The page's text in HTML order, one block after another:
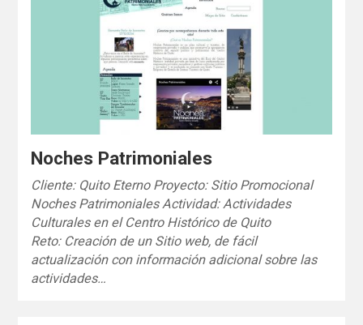
Noches Patrimoniales
Cliente: Quito Eterno Proyecto: Sitio Promocional
Noches Patrimoniales Actividad: Actividades
Culturales en el Centro Histórico de Quito
Reto: Creación de un Sitio web, de fácil
actualización con información adicional sobre las
actividades…